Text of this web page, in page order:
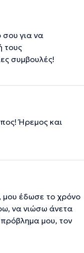
σου για να
τους
συμβουλές!
Ήρεμος και
μου έδωσε το χρόνο
να νιώσω άνετα
πρόβλημα μου, τον